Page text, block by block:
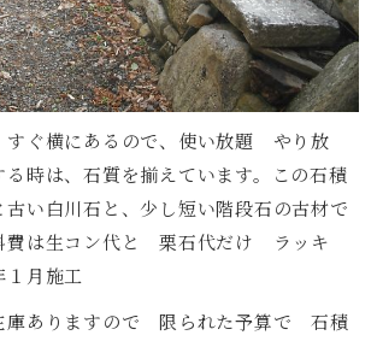
ぐ横にあるので、使い放題 やり放
時は、石質を揃えています。この石積
い白川石と、少し短い階段石の古材で
費は生コン代と 栗石代だけ ラッキ
月施工
ありますので 限られた予算で 石積